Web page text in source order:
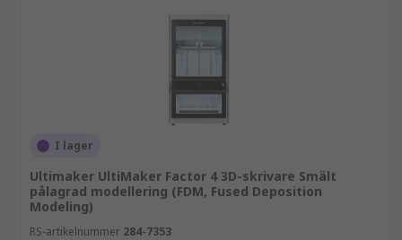
I lager
Ultimaker UltiMaker Factor 4 3D-skrivare Smält
pålagrad modellering (FDM, Fused Deposition
Modeling)
RS-artikelnummer 284-7353